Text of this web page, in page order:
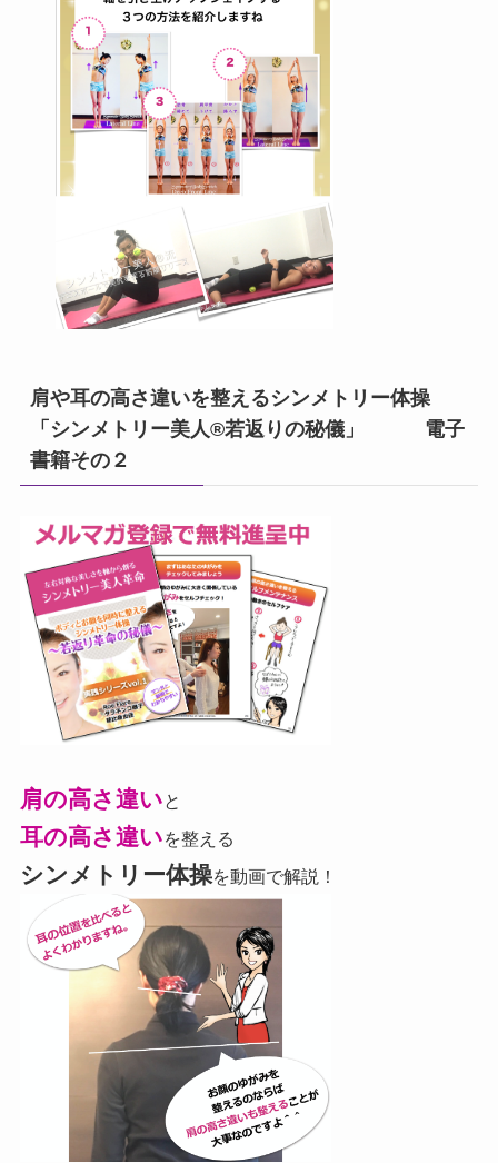
肩や耳の高さ違いを整えるシンメトリー体操
「シンメトリー美人®若返りの秘儀」 電子
書籍その２
肩の高さ違いと
耳の高さ違いを整える
シンメトリー体操を動画で解説！